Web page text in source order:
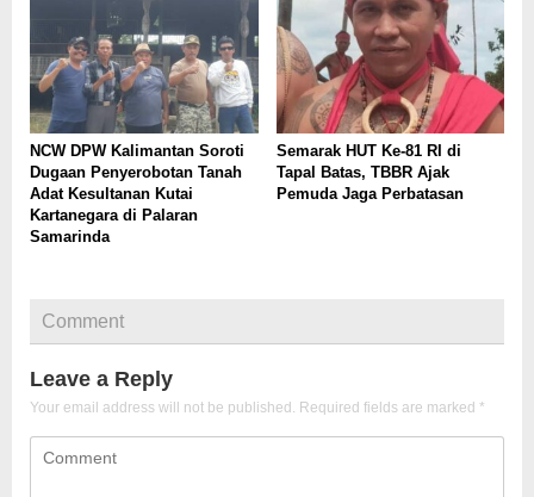
NCW DPW Kalimantan Soroti
Dugaan Penyerobotan Tanah
Adat Kesultanan Kutai
Kartanegara di Palaran
Samarinda
Semarak HUT Ke-81 RI di
Tapal Batas, TBBR Ajak
Pemuda Jaga Perbatasan
Comment
Leave a Reply
Your email address will not be published. Required fields are marked *